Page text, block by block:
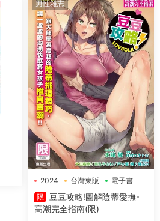
男性雜志
2024 台灣東販
電子書
限
豆豆攻略!圖解陰蒂愛撫･
高潮完全指南(限)